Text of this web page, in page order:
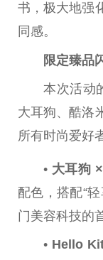
书，极大地强
同感。
限定臻品
本次活动
大耳狗、酷洛
所有时尚爱好
• 大耳狗
配色，搭配“
门美容科技的
• Hello